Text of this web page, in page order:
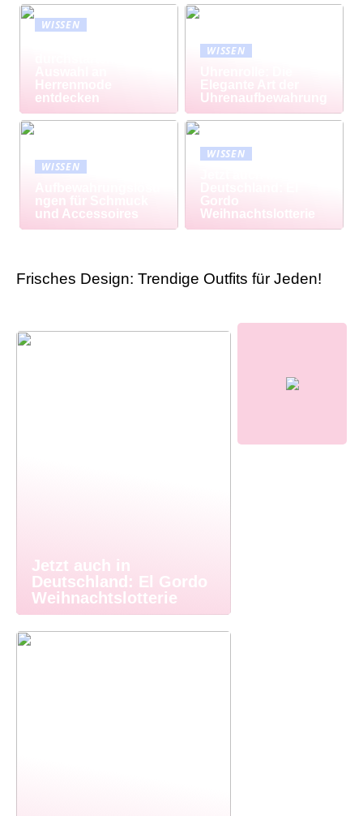
WISSEN
Herrenmode
entdecken
WISSEN
Elegante Art der
Uhrenaufbewahrung
WISSEN
ngen für Schmuck
und Accessoires
WISSEN
Gordo
Weihnachtslotterie
Frisches Design: Trendige Outfits für Jeden!
Jetzt auch in
Deutschland: El Gordo
Weihnachtslotterie